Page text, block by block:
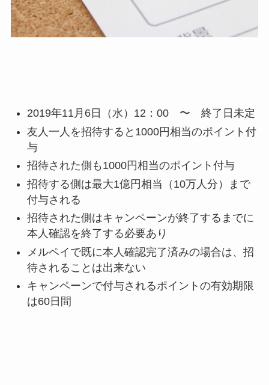
2019年11月6日（水）12：00 〜 終了日未定
友人一人を招待すると1000円相当のポイント付
与
招待された側も1000円相当のポイント付与
招待する側は最大1億円相当（10万人分）まで
付与される
招待された側はキャンペーンが終了するまでに
本人確認を終了する必要あり
メルペイで既に本人確認完了済みの場合は、招
待されることは出来ない
キャンペーンで付与されるポイントの有効期限
は60日間